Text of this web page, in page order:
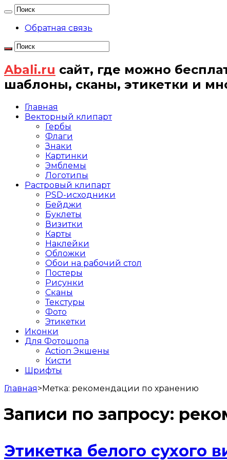
Обратная связь
Abali.ru сайт, где можно
шаблоны, сканы, этикетки и
Главная
Векторный клипарт
Гербы
Флаги
Знаки
Картинки
Эмблемы
Логотипы
Растровый клипарт
PSD-исходники
Бейджи
Буклеты
Визитки
Карты
Наклейки
Обложки
Обои на рабочий стол
Постеры
Рисунки
Сканы
Текстуры
Фото
Этикетки
Иконки
Для Фотошопа
Action Экшены
Кисти
Шрифты
Главная>Метка: рекомендации по хранению
Записи по запросу:
Этикетка белого сухого